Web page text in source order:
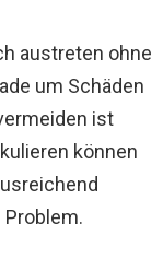
austreten ohne
um Schäden
ist
können